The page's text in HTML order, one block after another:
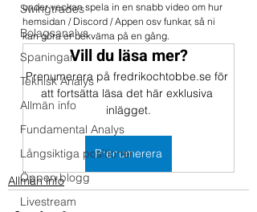
Swingtrades
Bolagsanalys
Spaningar
Teknisk Analys
Allmän info
Fundamental Analys
Långsiktiga positioner
Öppen blogg
Livestream
under veckan spela in en snabb video om hur
hemsidan / Discord / Appen osv funkar, så ni
kan göra er bekväma på en gång.
Vill du läsa mer?
Prenumerera på fredrikochtobbe.se för
att fortsätta läsa det här exklusiva
inlägget.
Prenumerera
Allmän info